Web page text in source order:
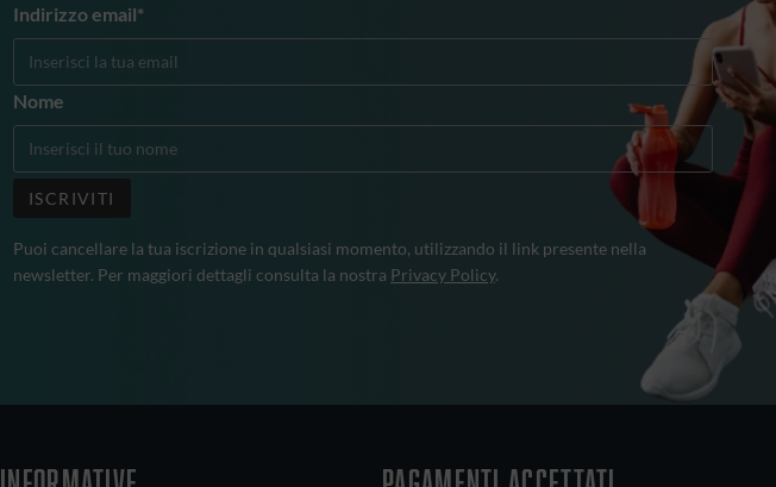
Indirizzo email*
Nome
Puoi cancellare la tua iscrizione in qualsiasi momento, utilizzando il link presente nella
newsletter. Per maggiori dettagli consulta la nostra Privacy Policy.